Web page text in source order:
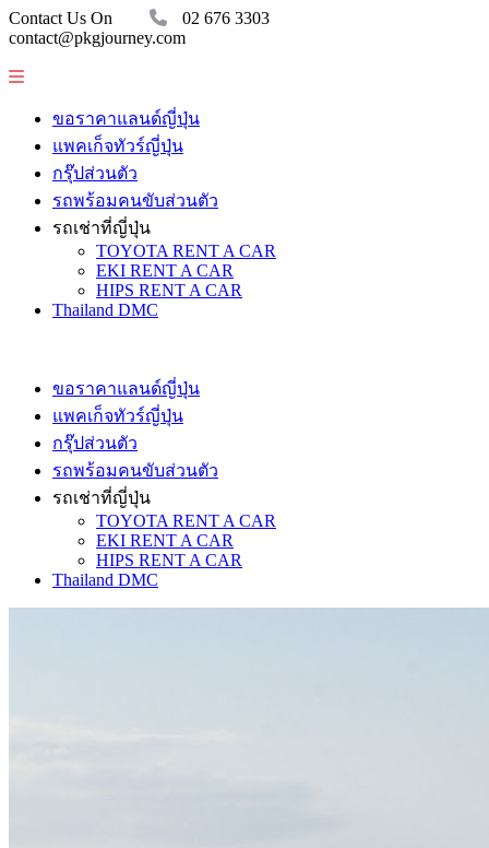
Contact Us On
02 676 3303
contact@pkgjourney.com
ขอราคาแลนด์ญี่ปุ่น
แพคเก็จทัวร์ญี่ปุ่น
กรุ๊ปส่วนตัว
รถพร้อมคนขับส่วนตัว
รถเช่าที่ญี่ปุ่น
TOYOTA RENT A CAR
EKI RENT A CAR
HIPS RENT A CAR
Thailand DMC
ขอราคาแลนด์ญี่ปุ่น
แพคเก็จทัวร์ญี่ปุ่น
กรุ๊ปส่วนตัว
รถพร้อมคนขับส่วนตัว
รถเช่าที่ญี่ปุ่น
TOYOTA RENT A CAR
EKI RENT A CAR
HIPS RENT A CAR
Thailand DMC